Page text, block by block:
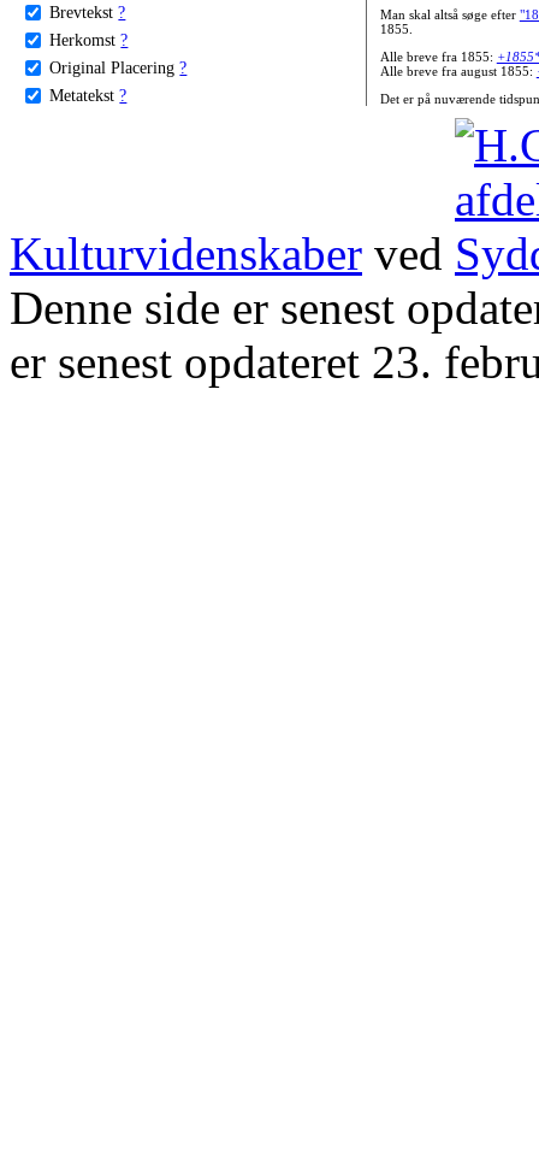
Brevtekst ?
Herkomst ?
Original Placering ?
Metatekst ?
Man skal altså søge efter
1855.
Alle breve fra 1855:
Alle breve fra august 1855:
Det er på nuværende
Kulturvidenskaber ved
Denne side er senest
er senest opdateret 23.